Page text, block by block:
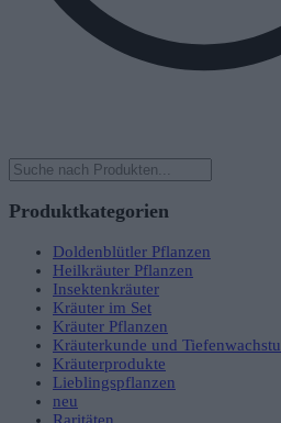
Products
search
Produktkategorien
Doldenblütler Pflanzen
Heilkräuter Pflanzen
Insektenkräuter
Kräuter im Set
Kräuter Pflanzen
Kräuterkunde und
Kräuterprodukte
Lieblingspflanzen
neu
Raritäten